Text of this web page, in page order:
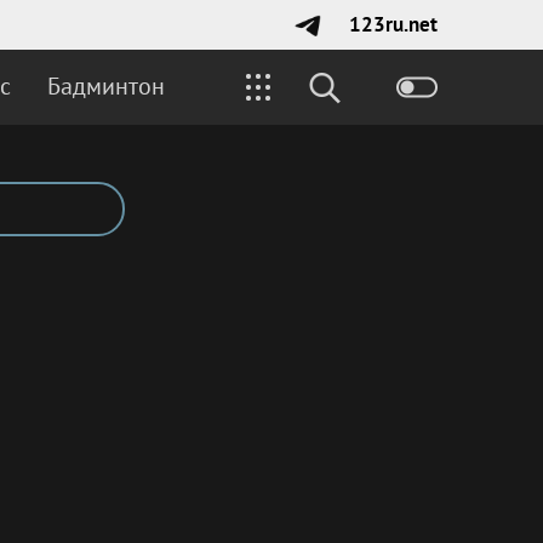
123ru.net
Бадминтон